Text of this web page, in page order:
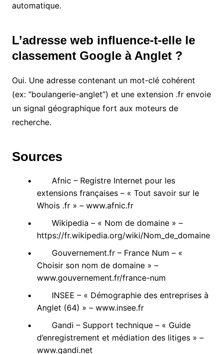
automatique.
L’adresse web influence-t-elle le
classement Google à Anglet ?
Oui. Une adresse contenant un mot-clé cohérent
(ex: “boulangerie-anglet”) et une extension .fr envoie
un signal géographique fort aux moteurs de
recherche.
Sources
Afnic – Registre Internet pour les
extensions françaises – « Tout savoir sur le
Whois .fr » – www.afnic.fr
Wikipedia – « Nom de domaine » –
https://fr.wikipedia.org/wiki/Nom_de_domaine
Gouvernement.fr – France Num – «
Choisir son nom de domaine » –
www.gouvernement.fr/france-num
INSEE – « Démographie des entreprises à
Anglet (64) » – www.insee.fr
Gandi – Support technique – « Guide
d’enregistrement et médiation des litiges » –
www.gandi.net